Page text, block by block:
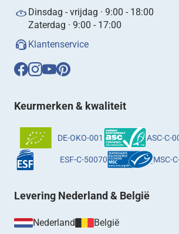
Dinsdag - vrijdag · 9:00 - 18:00
Zaterdag · 9:00 - 17:00
Klantenservice
Keurmerken & kwaliteit
DE-OKO-001 ASC-C-
ESF-C-50070 MSC-
Levering Nederland & België
Nederland België